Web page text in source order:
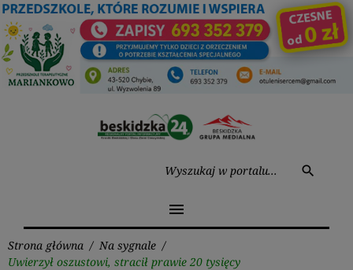
Przejdź
do
treści
search
menu
Strona główna / Na sygnale /
Uwierzył oszustowi, stracił prawie 20 tysięcy